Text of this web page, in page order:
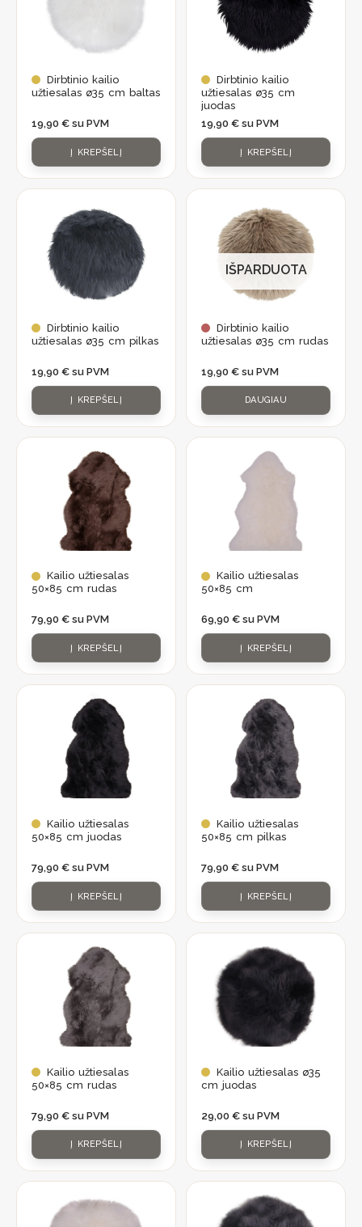
Dirbtinio kailio
užtiesalas ø35 cm baltas
19,90 € su PVM
Į KREPŠELĮ
Dirbtinio kailio
užtiesalas ø35 cm
juodas
19,90 € su PVM
Į KREPŠELĮ
Dirbtinio kailio
užtiesalas ø35 cm pilkas
19,90 € su PVM
Į KREPŠELĮ
IŠPARDUOTA
Dirbtinio kailio
užtiesalas ø35 cm rudas
19,90 € su PVM
DAUGIAU
Kailio užtiesalas
50×85 cm rudas
79,90 € su PVM
Į KREPŠELĮ
Kailio užtiesalas
50×85 cm
69,90 € su PVM
Į KREPŠELĮ
Kailio užtiesalas
50×85 cm juodas
79,90 € su PVM
Į KREPŠELĮ
Kailio užtiesalas
50×85 cm pilkas
79,90 € su PVM
Į KREPŠELĮ
Kailio užtiesalas
50×85 cm rudas
79,90 € su PVM
Į KREPŠELĮ
Kailio užtiesalas ø35
cm juodas
29,00 € su PVM
Į KREPŠELĮ